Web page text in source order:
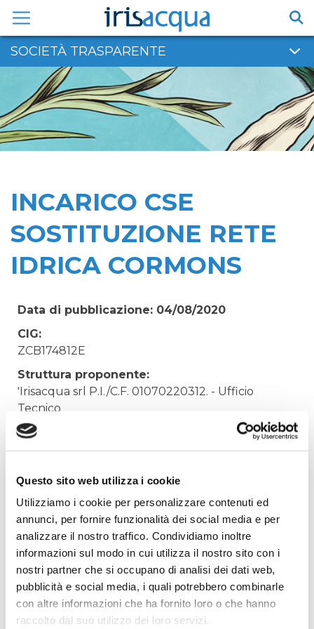
Questo sito web utilizza i cookie
Utilizziamo i cookie per personalizzare contenuti ed
annunci, per fornire funzionalità dei social media e per
analizzare il nostro traffico. Condividiamo inoltre
informazioni sul modo in cui utilizza il nostro sito con i
nostri partner che si occupano di analisi dei dati web,
pubblicità e social media, i quali potrebbero combinarle
con altre informazioni che ha fornito loro o che hanno
raccolto dal suo utilizzo dei loro servizi.
contenuto
SOCIETÀ TRASPARENTE
INCARICO CSE
SOSTITUZIONE RETE
IDRICA CORMONS
Data di pubblicazione: 04/08/2020
CIG:
ZCB174812E
Struttura proponente:
'Irisacqua srl P.I./C.F. 01070220312. - Ufficio
Tecnico
Oggetto:
INCARICO CSE SOSTITUZIONE RETE IDRICA
Elenco operatori invitati:
Codice Fiscale:
Procedura di scelta:
Affidamento ai sensi del Regolamento Generale
Aziendale per Lavori Servizi e Forniture (art.238,
comma 7 d.lgs. 163/2006)
Aggiudicatario Nome: